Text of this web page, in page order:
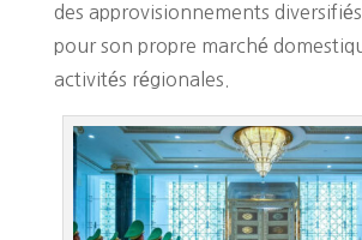
des approvisionnements
pour son propre marché
activités régionales.